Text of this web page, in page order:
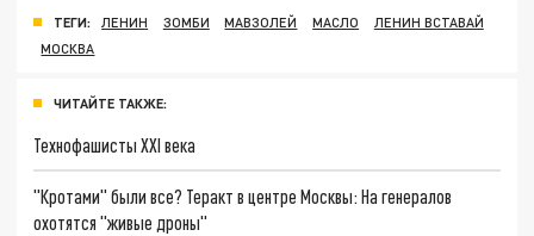
ТЕГИ: ЛЕНИН ЗОМБИ МАВЗОЛЕЙ МАСЛО
ЛЕНИН ВСТАВАЙ
МОСКВА
ЧИТАЙТЕ ТАКЖЕ:
Технофашисты XXI века
"Кротами" были все? Теракт в центре Москвы: На генералов
охотятся "живые дроны"